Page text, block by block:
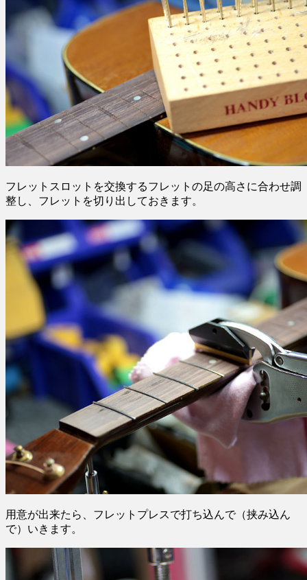
フレットスロットを交換するフレットの足の高さに合わせ調
整し、フレットを切り出しておきます。
用意が出来たら、フレットプレスで打ち込んで（挟み込ん
で）いきます。